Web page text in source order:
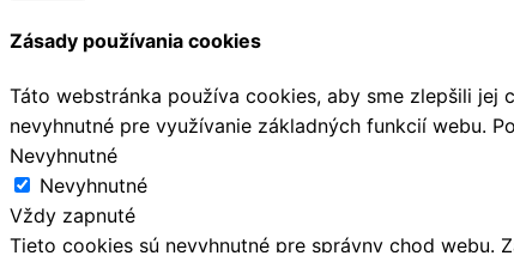
Zásady používania cookies
Táto webstránka používa cookies, aby sme zlepšili jej
nevyhnutné pre využívanie základných funkcií webu.
Nevyhnutné
Nevyhnutné
Vždy zapnuté
Tieto cookies sú nevyhnutné pre správny chod webu.